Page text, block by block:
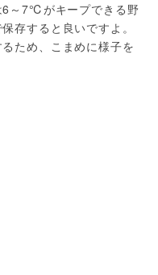
6～7℃がキープできる野
存すると良いですよ。
ため、こまめに様子を